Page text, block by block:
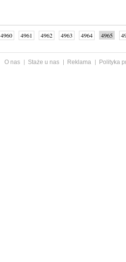
4960 4961 4962 4963 4964 4965
O nas Staże u nas Reklama
Polityka